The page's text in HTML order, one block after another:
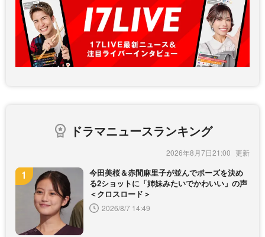
ドラマニュースランキング
2026年8月7日21:00
今田美桜＆赤間麻里子が並んでポーズを決め
る2ショットに「姉妹みたいでかわいい」の声
＜クロスロード＞
2026/8/7 14:49